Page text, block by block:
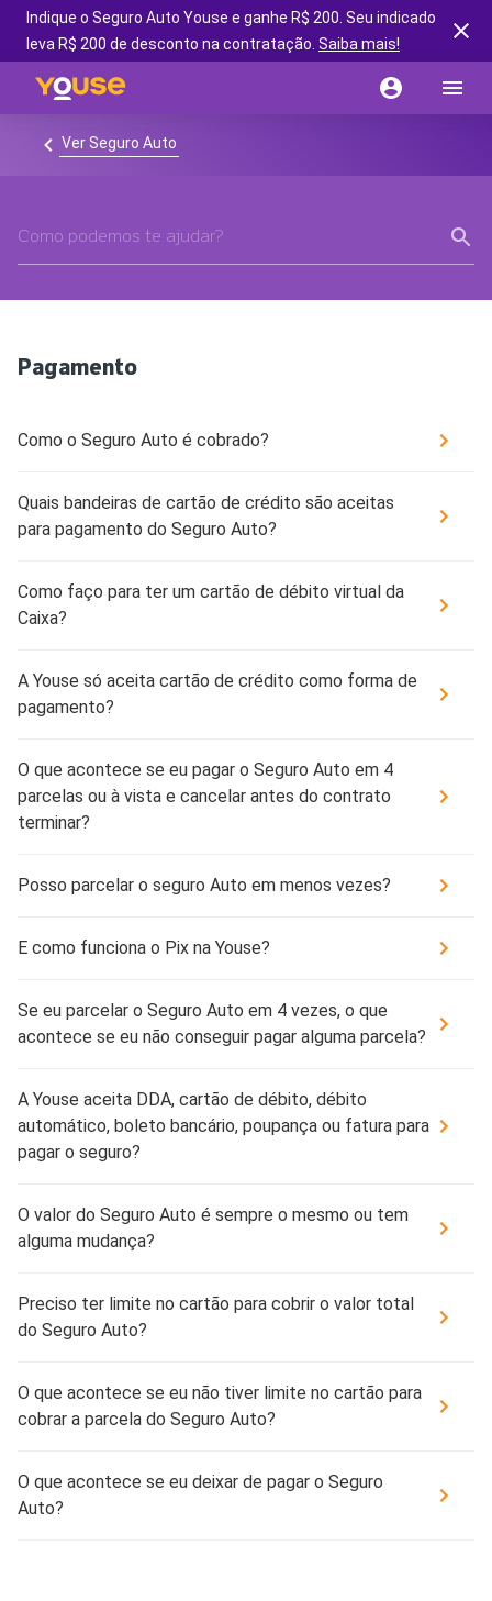
Indique o Seguro Auto Youse e ganhe R$ 200. Seu indicado
leva R$ 200 de desconto na contratação. Saiba mais!
Ver Seguro Auto
Pagamento
Como o Seguro Auto é cobrado?
Quais bandeiras de cartão de crédito são aceitas
para pagamento do Seguro Auto?
Como faço para ter um cartão de débito virtual da
Caixa?
A Youse só aceita cartão de crédito como forma de
pagamento?
O que acontece se eu pagar o Seguro Auto em 4
parcelas ou à vista e cancelar antes do contrato
terminar?
Posso parcelar o seguro Auto em menos vezes?
E como funciona o Pix na Youse?
Se eu parcelar o Seguro Auto em 4 vezes, o que
acontece se eu não conseguir pagar alguma parcela?
A Youse aceita DDA, cartão de débito, débito
automático, boleto bancário, poupança ou fatura para
pagar o seguro?
O valor do Seguro Auto é sempre o mesmo ou tem
alguma mudança?
Preciso ter limite no cartão para cobrir o valor total
do Seguro Auto?
O que acontece se eu não tiver limite no cartão para
cobrar a parcela do Seguro Auto?
O que acontece se eu deixar de pagar o Seguro
Auto?